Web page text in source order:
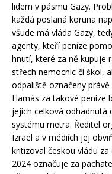
lidem v pásmu Gazy.
každá poslaná koruna
všude má vláda Gazy,
agenty, kteří peníze
hnutí, které za ně kupuje
střech nemocnic či škol,
odpaliště označeny
Hamás za takové peníze
jejich celková odhadnutá
systému metra. Ředitel
Izrael a v médiích jej
kritizoval českou vládu
2024 označuje za